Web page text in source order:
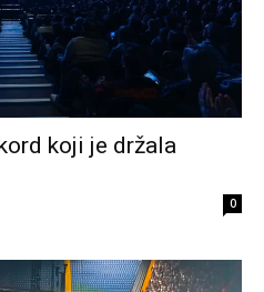
koji je držala
0